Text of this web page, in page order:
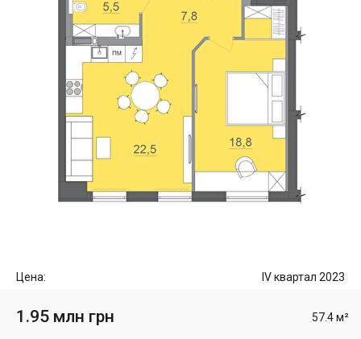
Цена: IV квартал 2023
1.95 млн грн 57.4 м²